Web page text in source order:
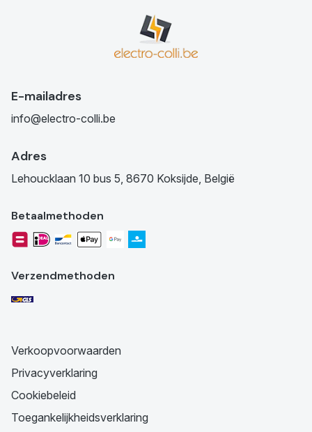
E-mailadres
info@electro-colli.be
Adres
Lehoucklaan 10 bus 5, 8670 Koksijde, België
Betaalmethoden
Verzendmethoden
Verkoopvoorwaarden
Privacyverklaring
Cookiebeleid
Toegankelijkheidsverklaring